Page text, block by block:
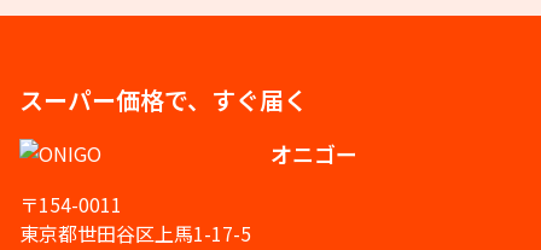
スーパー価格で、すぐ届く
オニゴー
〒154-0011
東京都世田谷区上馬1-17-5